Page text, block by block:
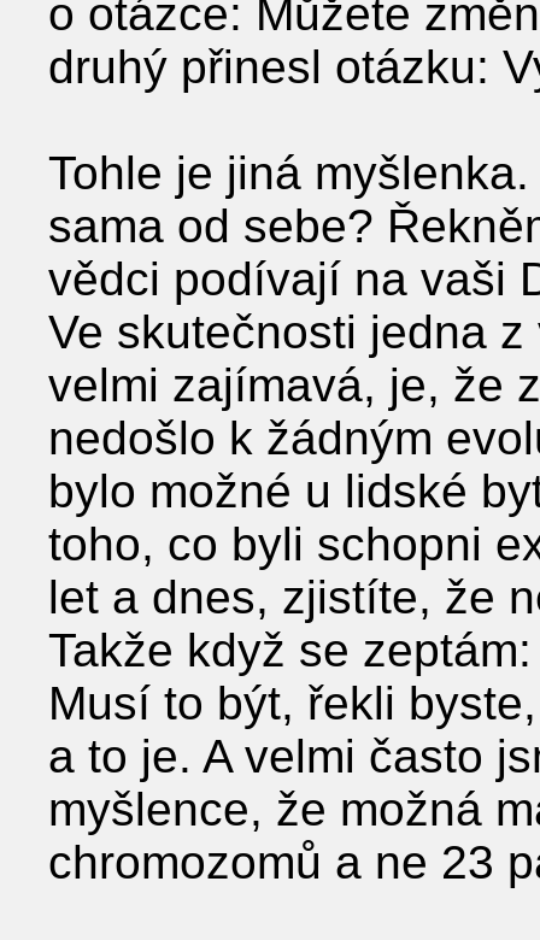
o otázce: Můžete
druhý přinesl otázku:
Tohle je jiná
sama od sebe?
vědci podívají na vaši
Ve skutečnosti jedna
velmi zajímavá, je, že
nedošlo k žádným
bylo možné u lidské
toho, co byli schopni
let a dnes, zjistíte, že
Takže když se
Musí to být, řekli
a to je. A velmi často
myšlence, že možná
chromozomů a ne 23